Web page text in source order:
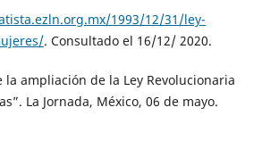
1993/12/31/ley-
. Consultado el 16/12/ 2020.
la ampliación de la Ley Revolucionaria
La Jornada, México, 06 de mayo.